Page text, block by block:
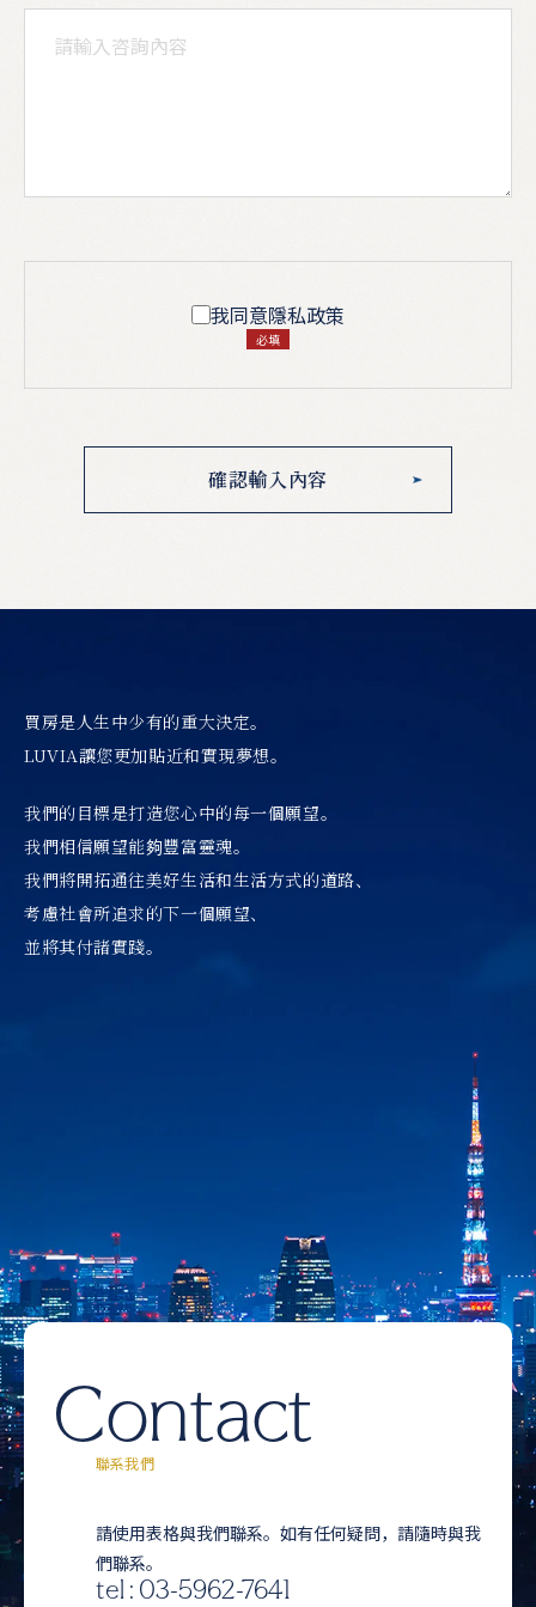
我同意隱私政策
必填
買房是人生中少有的重大決定。
LUVIA讓您更加貼近和實現夢想。
我們的目標是打造您心中的每一個願望。
我們相信願望能夠豐富靈魂。
我們將開拓通往美好生活和生活方式的道路、
考慮社會所追求的下一個願望、
並將其付諸實踐。
Contact
聯系我們
請使用表格與我們聯系。如有任何疑問，請隨時與我
們聯系。
tel : 03-5962-7641